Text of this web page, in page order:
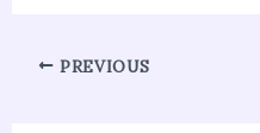
PREVIOUS